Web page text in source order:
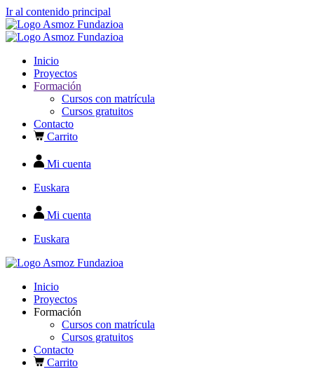
Ir al contenido principal
Inicio
Proyectos
Formación
Cursos con matrícula
Cursos gratuitos
Contacto
Carrito
Mi cuenta
Euskara
Mi cuenta
Euskara
Inicio
Proyectos
Formación
Cursos con matrícula
Cursos gratuitos
Contacto
Carrito